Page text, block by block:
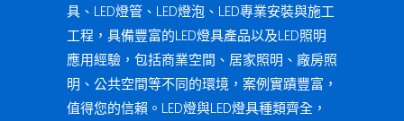
具、LED燈管、LED燈泡、LED專業安裝與施工
工程，具備豐富的LED燈具產品以及LED照明
應用經驗，包括商業空間、居家照明、廠房照
明、公共空間等不同的環境，案例實蹟豐富，
值得您的信賴。LED燈與LED燈具種類齊全，